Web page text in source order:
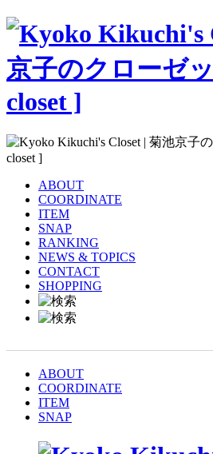
ABOUT
COORDINATE
ITEM
SNAP
RANKING
NEWS & TOPICS
CONTACT
SHOPPING
ABOUT
COORDINATE
ITEM
SNAP